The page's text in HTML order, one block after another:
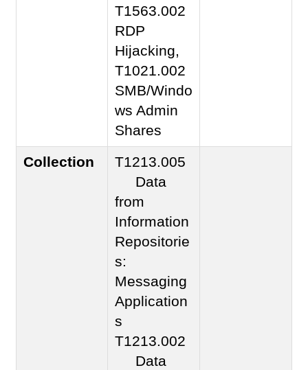
T1563.002
RDP
Hijacking,
T1021.002
SMB/Windo
ws Admin
Shares
Collection
T1213.005
Data
from
Information
Repositorie
s:
Messaging
Application
s
T1213.002
Data